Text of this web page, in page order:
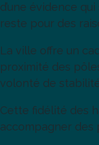
d’une évidence
reste pour des
La ville offre un
proximité des
volonté de
Cette fidélité des
accompagner des